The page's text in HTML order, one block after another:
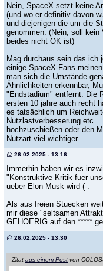
Nein, SpaceX setzt keine
(und wo er definitiv davon
und diejenigen die um die
genommen. (Nein, soll kein
beides nicht OK ist)
Mag durchaus sein das ich
einige SpaceX-Fans
man sich die Umstände
Ähnlichkeiten erkennbar,
"Endstadium" entfernt. Die
ersten 10 jahre auch recht
es tatsächlich um
Nutzlastverbesserung
hochzuschießen oder den
Nutzart viel wichtiger ...
26.02.2025 - 13:16
Immerhin haben wir es
"Konstruktive Kritik fuer
ueber Elon Musk wird (-:
Als aus freien Stuecken
mir diese "seltsamen
GEHOERIG auf den *****
26.02.2025 - 13:30
Zitat aus einem Post von